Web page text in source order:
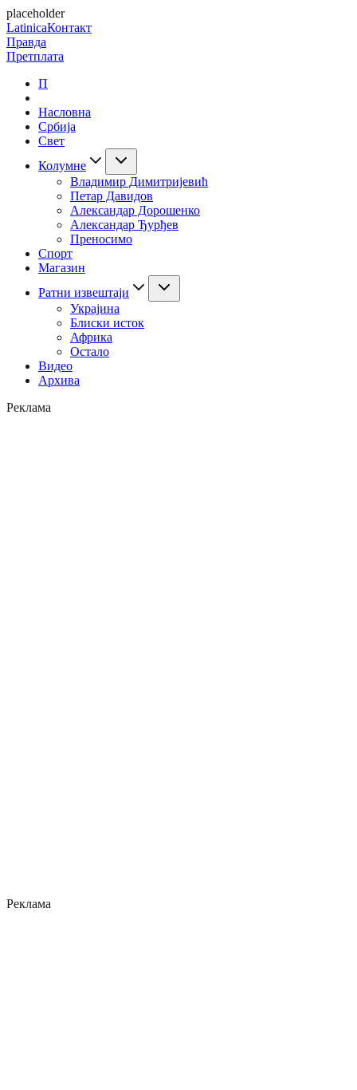
placeholder
LatinicaКонтакт
Правда
Претплата
П
Насловна
Србија
Свет
Колумне
Владимир Димитријевић
Петар Давидов
Александар Дорошенко
Александар Ђурђев
Преносимо
Спорт
Магазин
Ратни извештаји
Украјина
Блиски исток
Африка
Остало
Видео
Архива
Реклама
Реклама